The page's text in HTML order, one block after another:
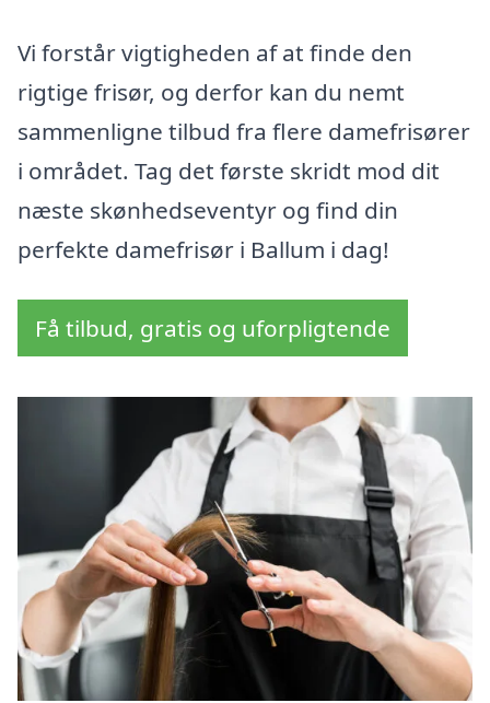
Vi forstår vigtigheden af at finde den
rigtige frisør, og derfor kan du nemt
sammenligne tilbud fra flere damefrisører
i området. Tag det første skridt mod dit
næste skønhedseventyr og find din
perfekte damefrisør i Ballum i dag!
Få tilbud, gratis og uforpligtende